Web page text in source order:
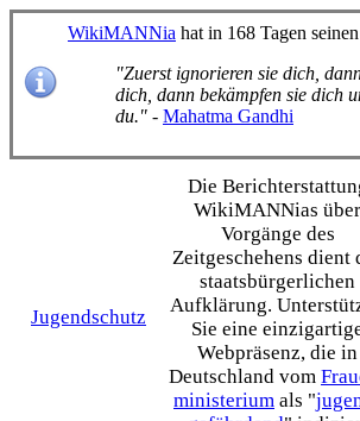
WikiMANNia hat in 168 Tagen
"Zuerst ignorieren sie dich,
dich, dann bekämpfen sie dich
du." - Mahatma Gandhi
Jugendschutz
Die
WikiMANNias über
Vorgänge des
Zeitgeschehens dient
staats­bürgerlichen
Aufklärung.
Sie eine
Webpräsenz, die in
Deutschland vom
ministerium als "